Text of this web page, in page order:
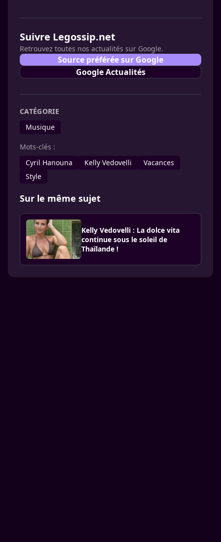
Suivre Legossip.net
Retrouvez toutes nos actualités sur Google.
Source préférée sur Google
Google Actualités
CATÉGORIE
Musique
Mots-clés :
Cyril Hanouna
Kelly Vedovelli
Vacances
Style
Sur le même sujet
Kelly Vedovelli : La dolce vita
continue sous le soleil de
Thaïlande !